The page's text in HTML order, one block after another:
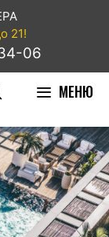
21!
06
МЕНЮ